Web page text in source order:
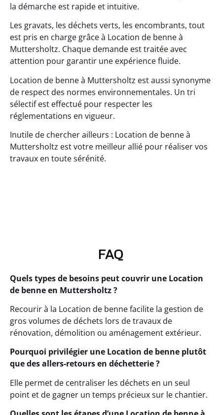
la démarche est rapide et intuitive.
Les gravats, les déchets verts, les encombrants, tout
est pris en charge grâce à Location de benne à
Muttersholtz. Chaque demande est traitée avec
attention pour garantir une expérience fluide.
Location de benne à Muttersholtz est aussi synonyme
de respect des normes environnementales. Un tri
sélectif est effectué pour respecter les
réglementations en vigueur.
Inutile de chercher ailleurs : Location de benne à
Muttersholtz est votre meilleur allié pour réaliser vos
travaux en toute sérénité.
FAQ
Quels types de besoins peut couvrir une Location
de benne en Muttersholtz ?
Recourir à la Location de benne facilite la gestion de
gros volumes de déchets lors de travaux de
rénovation, démolition ou aménagement extérieur.
Pourquoi privilégier une Location de benne plutôt
que des allers-retours en déchetterie ?
Elle permet de centraliser les déchets en un seul
point et de gagner un temps précieux sur le chantier.